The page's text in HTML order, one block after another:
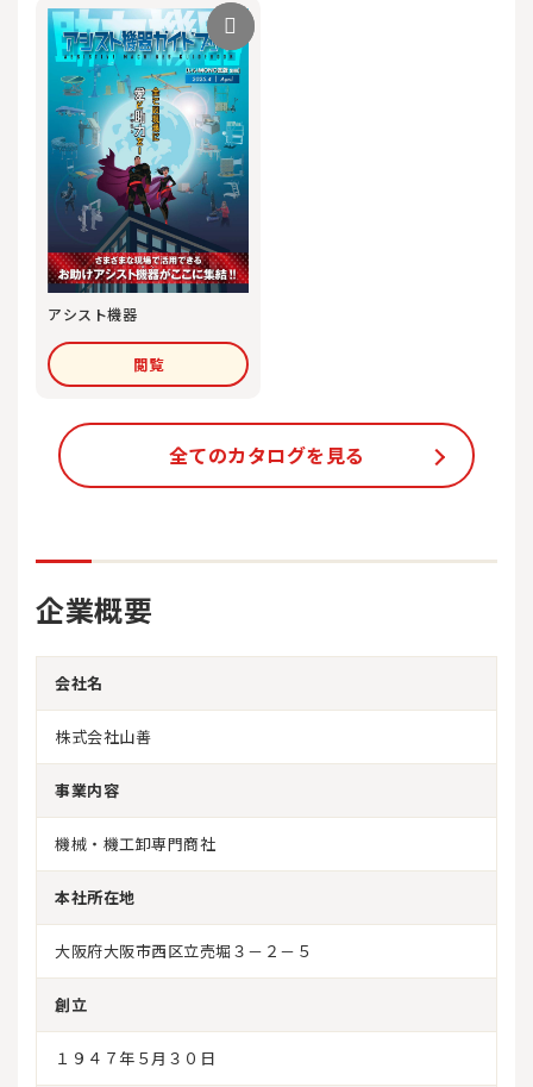
アシスト機器
閲覧
全てのカタログを見る
企業概要
会社名
株式会社山善
事業内容
機械・機工卸専門商社
本社所在地
大阪府大阪市西区立売堀３－２－５
創立
１９４７年５月３０日